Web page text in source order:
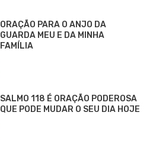
ORAÇÃO PARA O ANJO DA
GUARDA MEU E DA MINHA
FAMÍLIA
SALMO 118 É ORAÇÃO PODEROSA
QUE PODE MUDAR O SEU DIA HOJE